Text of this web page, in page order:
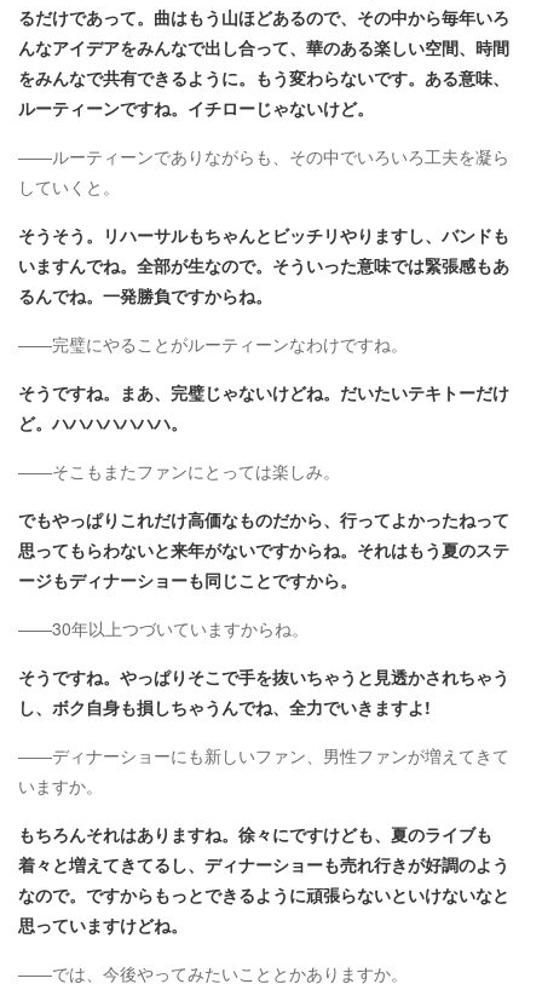
るだけであって。曲はもう山ほどあるので、その中から毎年いろ
んなアイデアをみんなで出し合って、華のある楽しい空間、時間
をみんなで共有できるように。もう変わらないです。ある意味、
ルーティーンですね。イチローじゃないけど。
――ルーティーンでありながらも、その中でいろいろ工夫を凝ら
していくと。
そうそう。リハーサルもちゃんとビッチリやりますし、バンドも
いますんでね。全部が生なので。そういった意味では緊張感もあ
るんでね。一発勝負ですからね。
――完璧にやることがルーティーンなわけですね。
そうですね。まあ、完璧じゃないけどね。だいたいテキトーだけ
ど。ハハハハハハハ。
――そこもまたファンにとっては楽しみ。
でもやっぱりこれだけ高価なものだから、行ってよかったねって
思ってもらわないと来年がないですからね。それはもう夏のステ
ージもディナーショーも同じことですから。
――30年以上つづいていますからね。
そうですね。やっぱりそこで手を抜いちゃうと見透かされちゃう
し、ボク自身も損しちゃうんでね、全力でいきますよ!
――ディナーショーにも新しいファン、男性ファンが増えてきて
いますか。
もちろんそれはありますね。徐々にですけども、夏のライブも
着々と増えてきてるし、ディナーショーも売れ行きが好調のよう
なので。ですからもっとできるように頑張らないといけないなと
思っていますけどね。
――では、今後やってみたいこととかありますか。